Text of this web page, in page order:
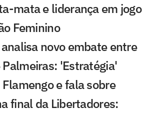
mata e liderança em jogo
Feminino
novo embate entre
Palmeiras: 'Estratégia'
e fala sobre
final da Libertadores: